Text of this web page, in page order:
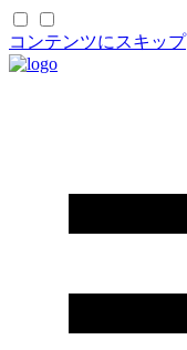
コンテンツにスキップ